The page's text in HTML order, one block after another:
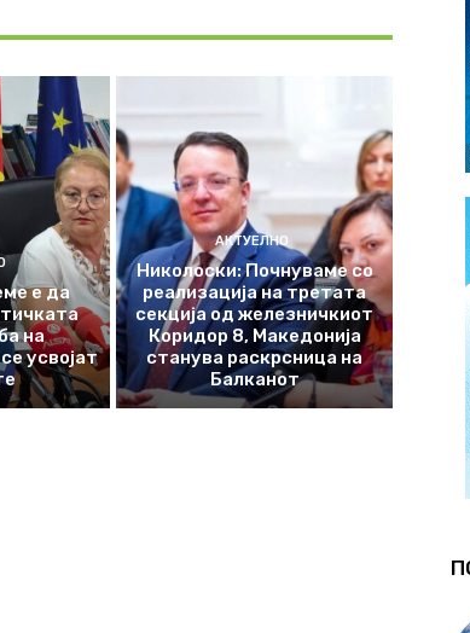
е да
на
усвојат
АКТУЕЛНО
Николоски: Почнуваме со
реализација на третата
секција од железничкиот
Коридор 8, Македонија
станува раскрсница на
Балканот